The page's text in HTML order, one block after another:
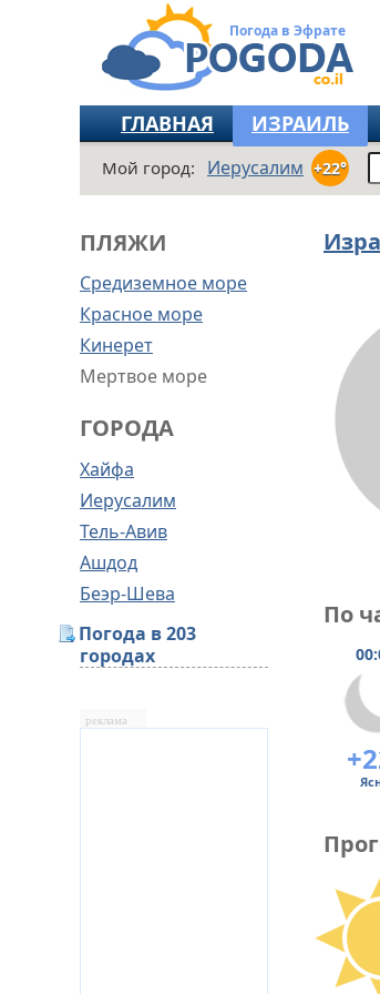
Погода в Эфрате
ГЛАВНАЯ ИЗРАИЛЬ
Мой город: Иерусалим +22°
ПЛЯЖИ
Средиземное море
Красное море
Кинерет
Мертвое море
ГОРОДА
Хайфа
Иерусалим
Тель-Авив
Ашдод
Беэр-Шева
Погода в 203
городах
реклама
По